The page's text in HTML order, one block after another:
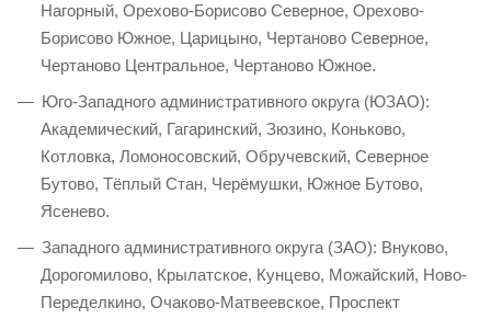
Нагорный, Орехово-Борисово Северное, Орехово-
Борисово Южное, Царицыно, Чертаново Северное,
Чертаново Центральное, Чертаново Южное.
Юго-Западного административного округа (ЮЗАО):
Академический, Гагаринский, Зюзино, Коньково,
Котловка, Ломоносовский, Обручевский, Северное
Бутово, Тёплый Стан, Черёмушки, Южное Бутово,
Ясенево.
Западного административного округа (ЗАО): Внуково,
Дорогомилово, Крылатское, Кунцево, Можайский, Ново-
Переделкино, Очаково-Матвеевское, Проспект